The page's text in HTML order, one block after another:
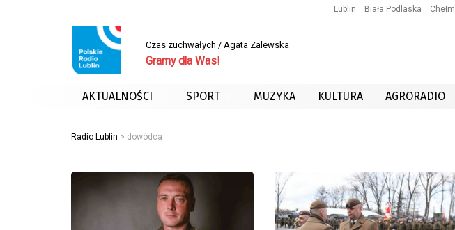
Lublin Biała Podlaska Chełm
Czas zuchwałych / Agata Zalewska
Gramy dla Was!
AKTUALNOŚCI SPORT MUZYKA KULTURA AGRORADIO
Radio Lublin > dowódca